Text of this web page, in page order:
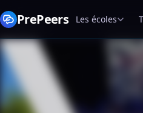
PrePeers Les écoles